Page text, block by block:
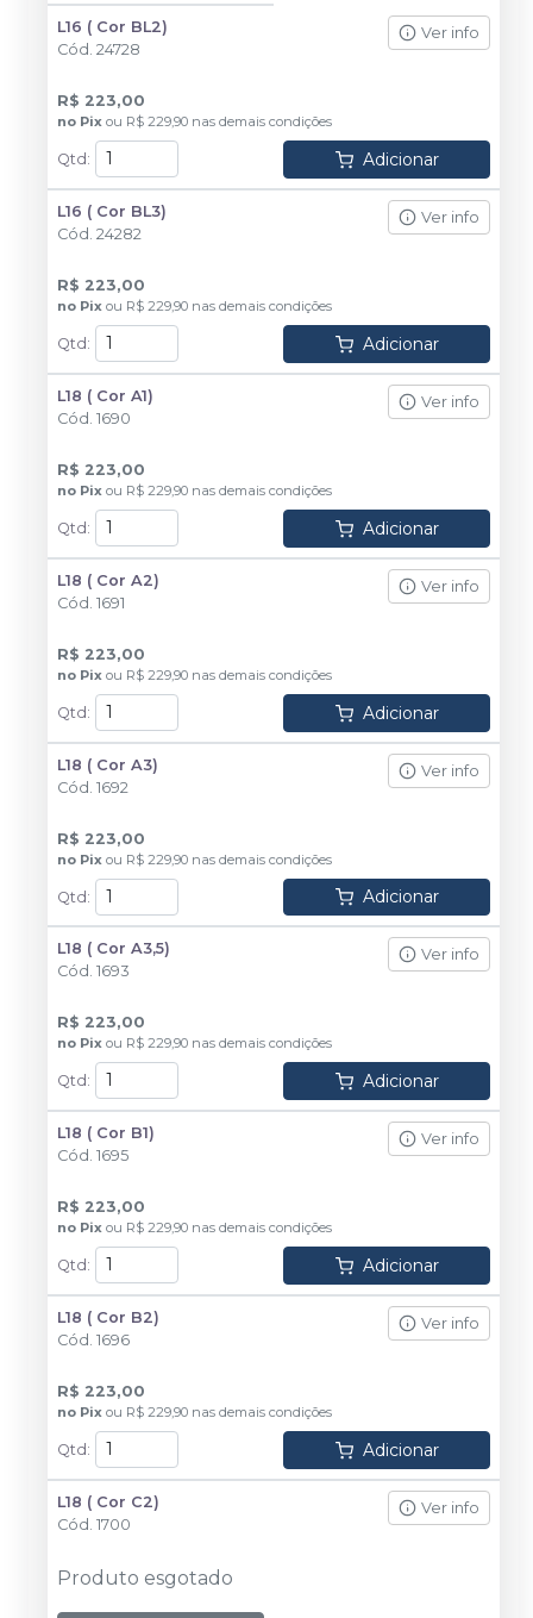
L16 ( Cor BL2)
Cód. 24728
Ver info
R$ 223,00
no Pix ou R$ 229,90 nas demais condições
Qtd : Adicionar
L16 ( Cor BL3)
Cód. 24282
Ver info
R$ 223,00
no Pix ou R$ 229,90 nas demais condições
Qtd : Adicionar
L18 ( Cor A1)
Cód. 1690
Ver info
R$ 223,00
no Pix ou R$ 229,90 nas demais condições
Qtd : Adicionar
L18 ( Cor A2)
Cód. 1691
Ver info
R$ 223,00
no Pix ou R$ 229,90 nas demais condições
Qtd: Adicionar
L18 ( Cor A3)
Cód. 1692
Ver info
R$ 223,00
no Pix ou R$ 229,90 nas demais condições
Qtd: Adicionar
L18 ( Cor A3,5)
Cód. 1693
Ver info
R$ 223,00
no Pix ou R$ 229,90 nas demais condições
Qtd : Adicionar
L18 ( Cor B1)
Cód. 1695
Ver info
R$ 223,00
no Pix ou R$ 229,90 nas demais condições
Qtd : Adicionar
L18 ( Cor B2)
Cód. 1696
Ver info
R$ 223,00
no Pix ou R$ 229,90 nas demais condições
Qtd : Adicionar
L18 ( Cor C2)
Cód. 1700
Ver info
Produto esgotado